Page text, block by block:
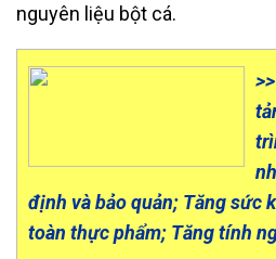
nguyên liệu bột cá.
định và bảo quản; Tăng sức
toàn thực phẩm; Tăng tính